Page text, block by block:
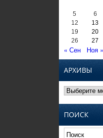
5
6
12
13
19
20
26
27
« Сен Ноя »
АРХИВЫ
Архивы
ПОИСК